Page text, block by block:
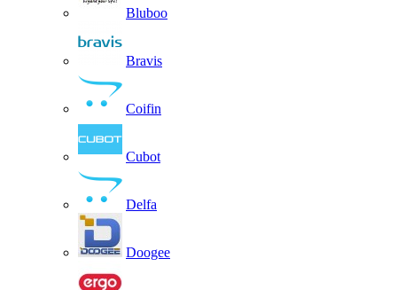
Bluboo
Bravis
Coifin
Cubot
Delfa
Doogee